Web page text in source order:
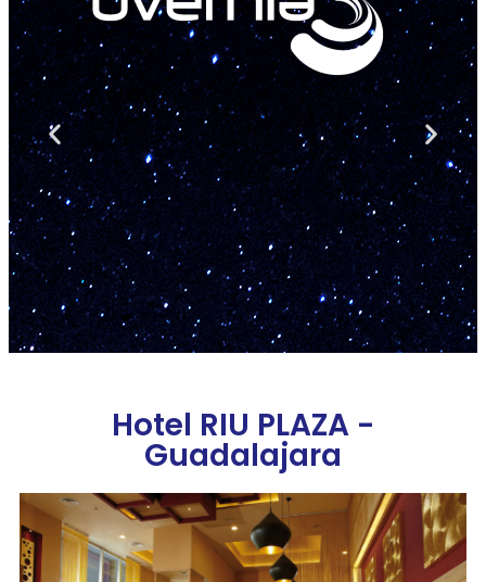
Hotel RIU PLAZA -
Guadalajara